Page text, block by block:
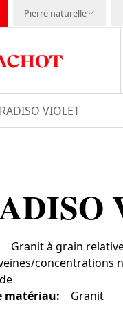
Pierre naturelle
VIOLET
Granit à grain
concentrations
matériau: Granit